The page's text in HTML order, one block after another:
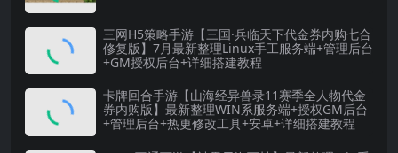
三网H5策略手游【三国·兵临天下代金券内购七合
修复版】7月最新整理Linux手工服务端+管理后台
+GM授权后台+详细搭建教程
卡牌回合手游【山海经异兽录11赛季全人物代金
券内购版】最新整理WIN系服务端+授权GM后台
+管理后台+热更修改工具+安卓+详细搭建教程